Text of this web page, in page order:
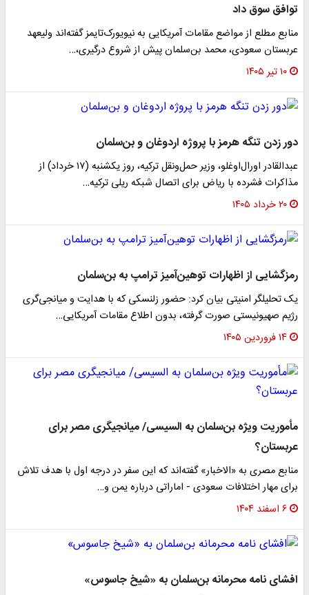
توافق سوق داد
منابع مطلع از مواضع مقامات آمریکایی به نیویورک‌تایمز گفته‌اند ولیعهد
عربستان سعودی، محمد بن‌سلمان پیش از شروع درگیری،…
۱۰ تیر ۱۴۰۵
دور زدن تنگه هرمز با پروژه اردوغان و بن‌سلمان
عبدالقادر اورال‌اوغلو، وزیر حمل‌ونقل ترکیه، روز یکشنبه (۱۷ خرداد) از
مذاکرات فشرده با ریاض برای اتصال شبکه ریلی ترکیه…
۲۰ خرداد ۱۴۰۵
رمزگشایی از اظهارات توهین‌آمیز ترامپ به بن‌سلمان
یک تحلیلگر امنیتی بیان کرد: حضور زلنسکی که با هدایت و میانجی‌گری
رژیم صهیونیستی صورت گرفته، بدون اطلاع مقامات آمریکایی…
۱۴ فروردین ۱۴۰۵
مأموریت ویژه بن‌سلمان به السیسی/ میانجیگری مصر برای
عربستان؟
منابع مصری به «الاخبار» گفته‌اند که این سفر در درجه اول با هدف تلاش
برای مهار اختلافات سعودی - اماراتی درباره یمن و…
۶ اسفند ۱۴۰۴
افشای نامه محرمانه بن‌سلمان به «شیخ جاسوس»